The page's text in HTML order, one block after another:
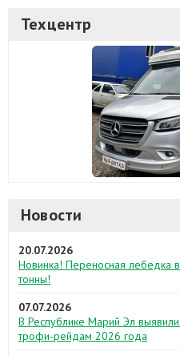
Техцентр
Новости
20.07.2026
Новинка! Переносная лебедка в
тонны!
07.07.2026
В Республике Марий Эл
трофи-рейдам 2026 года